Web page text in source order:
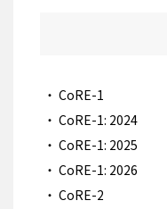
CoRE-1
CoRE-1: 2024
CoRE-1: 2025
CoRE-1: 2026
CoRE-2